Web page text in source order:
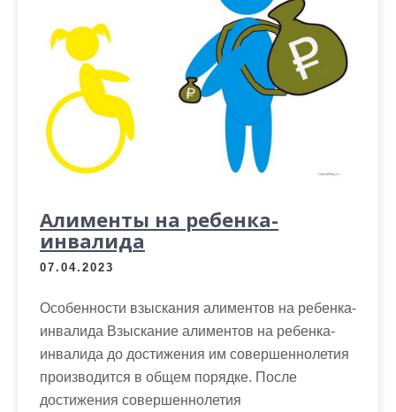
Алименты на ребенка-
инвалида
07.04.2023
Особенности взыскания алиментов на ребенка-
инвалида Взыскание алиментов на ребенка-
инвалида до достижения им совершеннолетия
производится в общем порядке. После
достижения совершеннолетия